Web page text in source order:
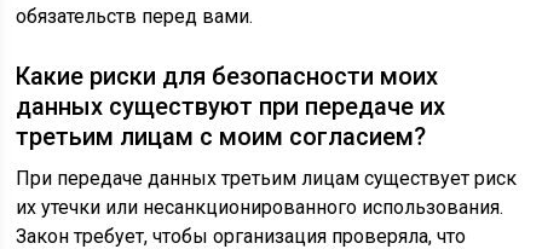
обязательств перед вами.
Какие риски для безопасности моих
данных существуют при передаче их
третьим лицам с моим согласием?
При передаче данных третьим лицам существует риск
их утечки или несанкционированного использования.
Закон требует, чтобы организация проверяла, что